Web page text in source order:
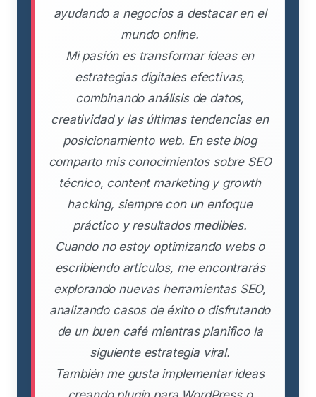
ayudando a negocios a destacar en el
mundo online.
Mi pasión es transformar ideas en
estrategias digitales efectivas,
combinando análisis de datos,
creatividad y las últimas tendencias en
posicionamiento web. En este blog
comparto mis conocimientos sobre SEO
técnico, content marketing y growth
hacking, siempre con un enfoque
práctico y resultados medibles.
Cuando no estoy optimizando webs o
escribiendo artículos, me encontrarás
explorando nuevas herramientas SEO,
analizando casos de éxito o disfrutando
de un buen café mientras planifico la
siguiente estrategia viral.
También me gusta implementar ideas